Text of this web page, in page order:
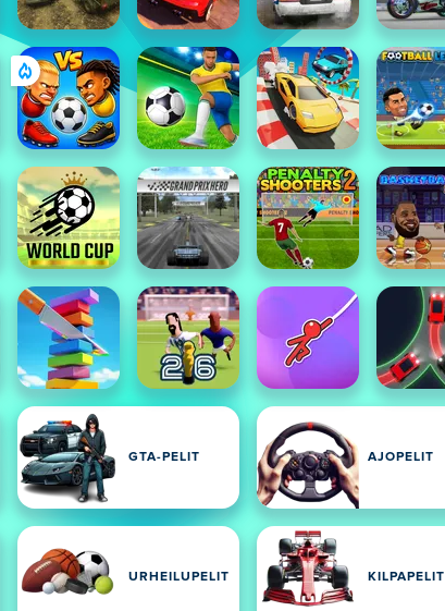
GTA-PELIT AJOPELIT
URHEILUPELIT KILPAPELIT